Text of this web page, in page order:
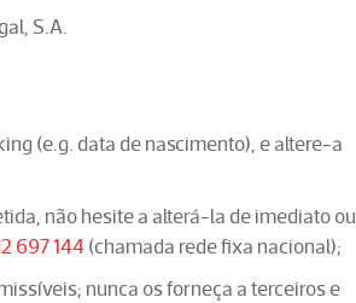
S.A.
(e.g. data de nascimento), e altere-a
não hesite a alterá-la de imediato ou
697 144 (chamada rede fixa nacional);
nunca os forneça a terceiros e